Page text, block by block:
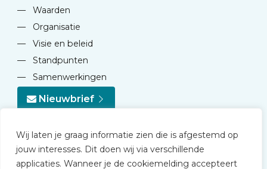
Wij laten je graag informatie zien die is afgestemd op
jouw interesses. Dit doen wij via verschillende
applicaties. Wanneer je de cookiemelding accepteert
—
Waarden
—
Organisatie
—
Visie en beleid
—
Standpunten
—
Samenwerkingen
Nieuwbrief